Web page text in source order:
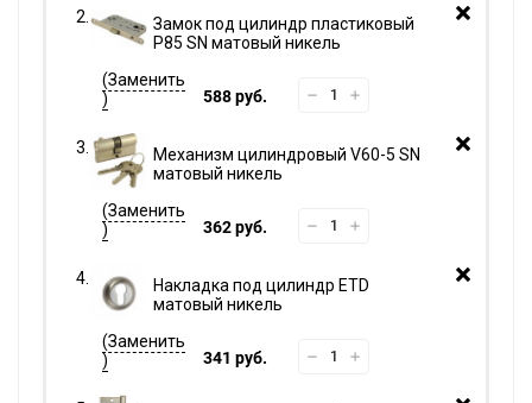
Замок под цилиндр пластиковый
P85 SN матовый никель
588 руб.
Механизм цилиндровый V60-5 SN
матовый никель
362 руб.
Накладка под цилиндр ETD
матовый никель
341 руб.